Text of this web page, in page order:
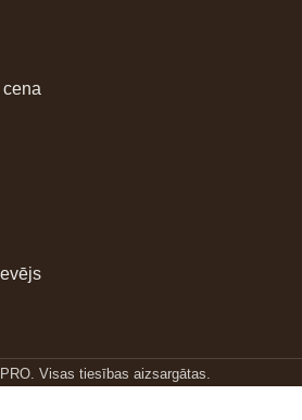
Visas tiesības aizsargātas.